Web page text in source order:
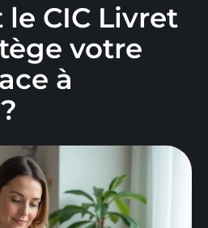
CIC Livret
votre
à